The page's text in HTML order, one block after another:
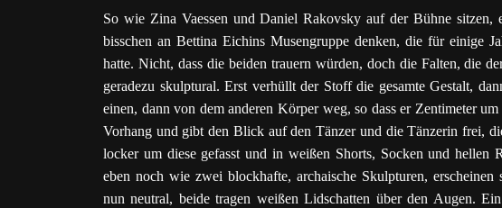
So wie Zina Vaessen und Daniel Rakovsky auf der Bühne sitzen,
bisschen an Bettina Eichins Musengruppe denken, die für einige
hatte. Nicht, dass die beiden trauern würden, doch die Falten, die
geradezu skulptural. Erst verhüllt der Stoff die gesamte Gestalt,
einen, dann von dem anderen Körper weg, so dass er Zentimeter
Vorhang und gibt den Blick auf den Tänzer und die Tänzerin frei,
locker um diese gefasst und in weißen Shorts, Socken und hellen
eben noch wie zwei blockhafte, archaische Skulpturen,
nun neutral, beide tragen weißen Lidschatten über den Augen.